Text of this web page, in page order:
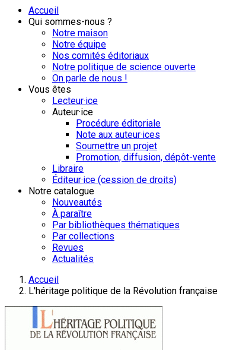
Accueil
Qui sommes-nous ?
Notre maison
Notre équipe
Nos comités éditoriaux
Notre politique de science ouverte
On parle de nous !
Vous êtes
Lecteur·ice
Auteur·ice
Procédure éditoriale
Note aux auteur·ices
Soumettre un projet
Promotion, diffusion, dépôt-vente
Libraire
Éditeur·ice (cession de droits)
Notre catalogue
Nouveautés
À paraître
Par bibliothèques thématiques
Par collections
Revues
Actualités
Accueil
L'héritage politique de la Révolution française